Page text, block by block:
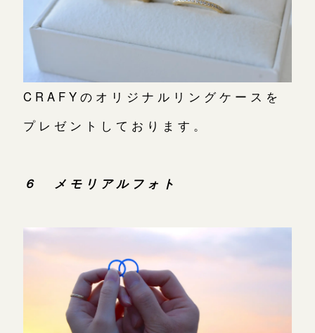
CRAFYのオリジナルリングケースを
プレゼントしております。
６ メモリアルフォト